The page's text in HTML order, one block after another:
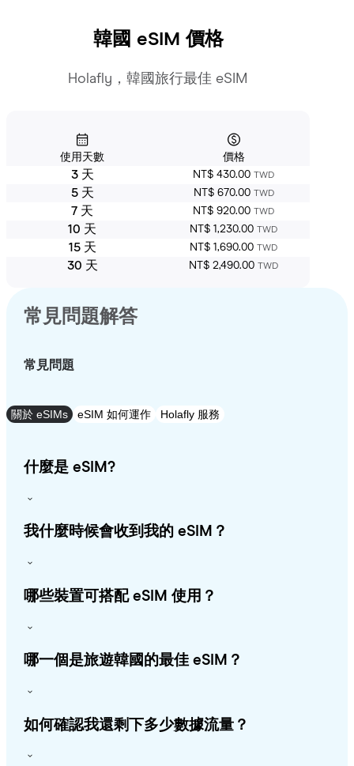
韓國 eSIM 價格
Holafly，韓國旅行最佳 eSIM
使用天數 價格
3 天 NT$ 430.00 TWD
5 天 NT$ 670.00 TWD
7 天 NT$ 920.00 TWD
10 天 NT$ 1,230.00 TWD
15 天 NT$ 1,690.00 TWD
30 天 NT$ 2,490.00 TWD
常見問題解答
常見問題
關於 eSIMs eSIM 如何運作 Holafly 服務
什麼是 eSIM?
我什麼時候會收到我的 eSIM？
哪些裝置可搭配 eSIM 使用？
哪一個是旅遊韓國的最佳 eSIM？
如何確認我還剩下多少數據流量？